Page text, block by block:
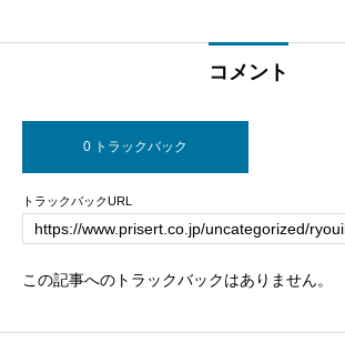
コメント
0 トラックバック
トラックバックURL
この記事へのトラックバックはありません。